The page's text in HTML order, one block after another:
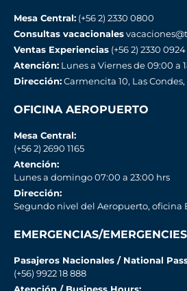
Mesa Central: (+56 2) 2330 0800
Consultas vacacionales
Ventas Experiencias (+56 2) 2330 0924
Atención: Lunes a Viernes de 09:00 a
Dirección:Carmencita 10, Las
OFICINA AEROPUERTO
Mesa Central:
(+56 2) 2690 1165
Atención:
Lunes a domingo 07:00 a 23:00 hrs
Dirección:
Segundo nivel del Aeropuerto, oficina
EMERGENCIAS/EMERGENCIES
Pasajeros Nacionales / National
(+56) 9922 18 888